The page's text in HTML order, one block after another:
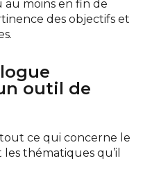
moins en fin de
des objectifs et
outil de
ce qui concerne le
thématiques qu’il